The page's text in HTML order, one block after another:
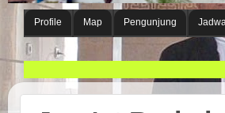
Profile Map Pengunjung